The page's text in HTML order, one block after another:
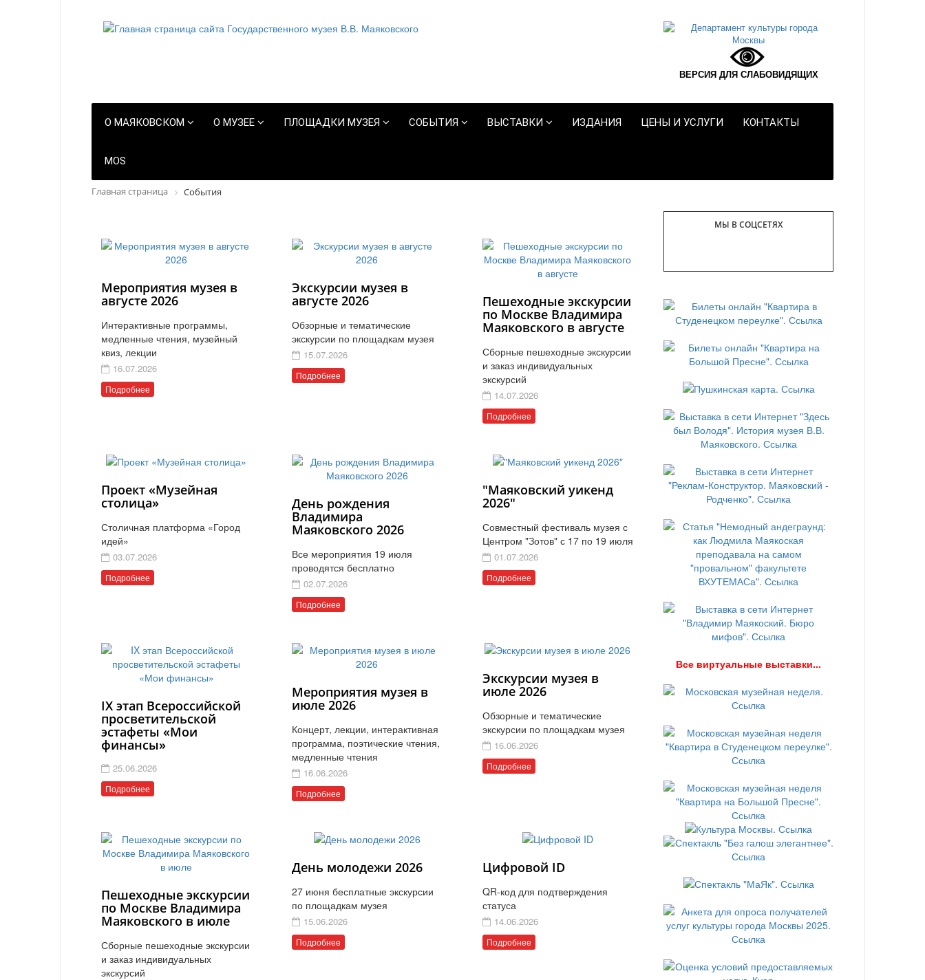
ВЕРСИЯ ДЛЯ СЛАБОВИДЯЩИХ
О МАЯКОВСКОМ О МУЗЕЕ ПЛОЩАДКИ МУЗЕЯ СОБЫТИЯ ВЫСТАВКИ ИЗДАНИЯ ЦЕНЫ И УСЛУГИ КОНТАКТЫ
MOS
Главная страница События
Мероприятия музея в
августе 2026
Интерактивные программы,
медленные чтения, музейный
квиз, лекции
16.07.2026
Подробнее
Экскурсии музея в
августе 2026
Обзорные и тематические
экскурсии по площадкам музея
15.07.2026
Подробнее
Пешеходные экскурсии
по Москве Владимира
Маяковского в августе
Сборные пешеходные экскурсии
и заказ индивидуальных
экскурсий
14.07.2026
Подробнее
Проект «Музейная
столица»
Столичная платформа «Город
идей»
03.07.2026
Подробнее
День рождения
Владимира
Маяковского 2026
Все мероприятия 19 июля
проводятся бесплатно
02.07.2026
Подробнее
"Маяковский уикенд
2026"
Совместный фестиваль музея с
Центром "Зотов" с 17 по 19 июля
01.07.2026
Подробнее
IX этап Всероссийской
просветительской
эстафеты «Мои
финансы»
25.06.2026
Подробнее
Мероприятия музея в
июле 2026
Концерт, лекции, интерактивная
программа, поэтические чтения,
медленные чтения
16.06.2026
Подробнее
Экскурсии музея в
июле 2026
Обзорные и тематические
экскурсии по площадкам музея
16.06.2026
Подробнее
Пешеходные экскурсии
по Москве Владимира
Маяковского в июле
Сборные пешеходные экскурсии
и заказ индивидуальных
экскурсий
День молодежи 2026
27 июня бесплатные экскурсии
по площадкам музея
15.06.2026
Подробнее
Цифровой ID
QR-код для подтверждения
статуса
14.06.2026
Подробнее
МЫ В СОЦСЕТЯХ
Все виртуальные выставки...